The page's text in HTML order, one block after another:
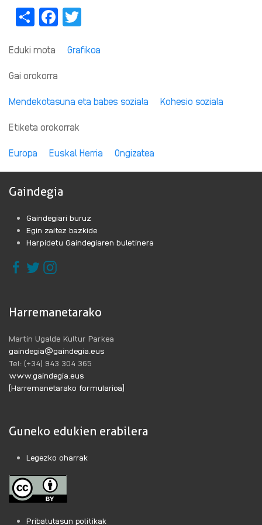
ShareFacebook
Eduki mota Grafikoa
Gai orokorra
Mendekotasuna eta babes soziala Kohesio soziala
Etiketa orokorrak
Europa Euskal Herria Ongizatea
Gaindegia
Gaindegiari buruz
Egin zaitez bazkide
Harpidetu Gaindegiaren buletinera
Harremanetarako
Martin Ugalde Kultur Parkea
gaindegia@gaindegia.eus
Tel: (+34) 943 304 365
www.gaindegia.eus
[Harremanetarako formularioa]
Guneko edukien erabilera
Legezko oharrak
Pribatutasun politikak